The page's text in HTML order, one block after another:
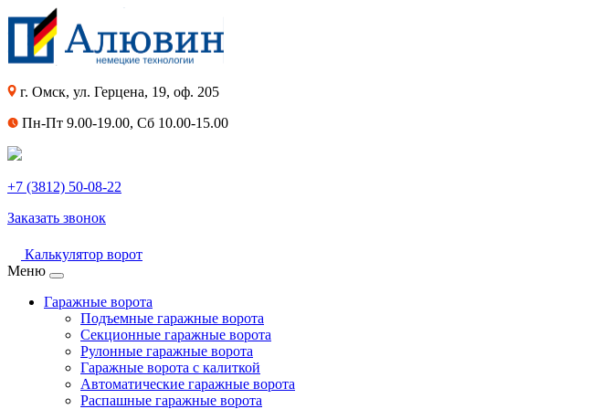
г. Омск, ул. Герцена, 19, оф. 205
Пн-Пт 9.00-19.00, Сб 10.00-15.00
+7 (3812) 50-08-22
Заказать звонок
Калькулятор ворот
Меню
Гаражные ворота
Подъемные гаражные ворота
Секционные гаражные ворота
Рулонные гаражные ворота
Гаражные ворота с калиткой
Автоматические гаражные ворота
Распашные гаражные ворота